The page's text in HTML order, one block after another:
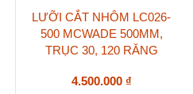
LƯỠI CẮT NHÔM LC026-
500 MCWADE 500MM,
TRỤC 30, 120 RĂNG
4.500.000 ₫